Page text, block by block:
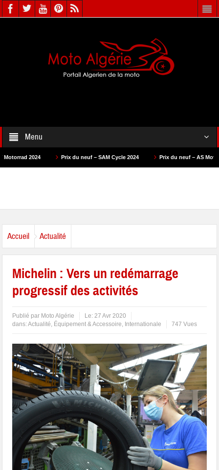
Menu
Prix du neuf – SAM Cycle 2024 Prix du neuf – AS Motors 2024
Accueil Actualité
Michelin : Vers un redémarrage
progressif des activités
Publié par Moto Algérie Le:27 Avr 2020
dans:Actualité, Équipement & Accessoire, Internationale 747 Vues